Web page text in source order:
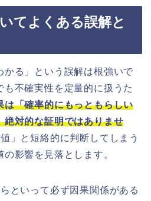
てよくある誤解と
かる」という誤解は根強いで
不確実性を定量的に扱うた
は「確率的にもっともらしい
絶対的な証明ではありませ
」と短絡的に判断してしまう
影響を見落とします。
といって必ず因果関係がある